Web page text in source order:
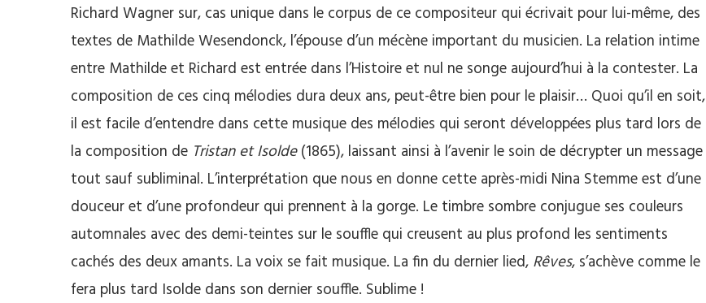
Richard Wagner sur, cas unique dans le corpus de ce compositeur qui écrivait pour lui-même, des
textes de Mathilde Wesendonck, l’épouse d’un mécène important du musicien. La relation intime
entre Mathilde et Richard est entrée dans l’Histoire et nul ne songe aujourd’hui à la contester. La
composition de ces cinq mélodies dura deux ans, peut-être bien pour le plaisir… Quoi qu’il en soit,
il est facile d’entendre dans cette musique des mélodies qui seront développées plus tard lors de
la composition de Tristan et Isolde(1865), laissant ainsi à l’avenir le soin de décrypter un message
tout sauf subliminal. L’interprétation que nous en donne cette après-midi Nina Stemme est d’une
douceur et d’une profondeur qui prennent à la gorge. Le timbre sombre conjugue ses couleurs
automnales avec des demi-teintes sur le souffle qui creusent au plus profond les sentiments
cachés des deux amants. La voix se fait musique. La fin du dernier lied, Rêves, s’achève comme le
fera plus tard Isolde dans son dernier souffle. Sublime !